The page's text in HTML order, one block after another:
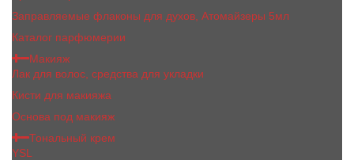
Заправляемые флаконы для духов, Атомайзеры 5мл
Каталог парфюмерии
Макияж
Лак для волос, средства для укладки
Кисти для макияжа
Основа под макияж
Тональный крем
YSL